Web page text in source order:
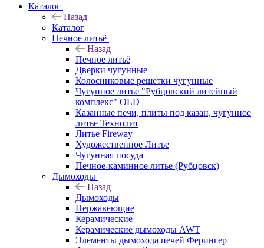
Каталог
Назад
Каталог
Печное литьё
Назад
Печное литьё
Дверки чугунные
Колосниковые решетки чугунные
Чугунное литье "Рубцовский литейный
комплекс" OLD
Казанные печи, плиты под казан, чугунное
литье Технолит
Литье Fireway
Художественное Литье
Чугунная посуда
Печное-каминное литье (Рубцовск)
Дымоходы
Назад
Дымоходы
Нержавеющие
Керамические
Керамические дымоходы AWT
Элементы дымохода печей Ферингер